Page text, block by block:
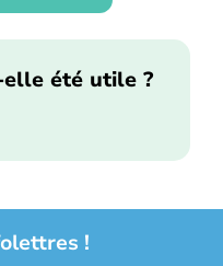
été utile ?
!